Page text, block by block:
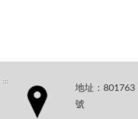
:::
地址：801763
號